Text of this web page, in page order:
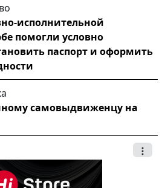
исполнительной
помогли условно
паспорт и оформить
самовыдвиженцу на